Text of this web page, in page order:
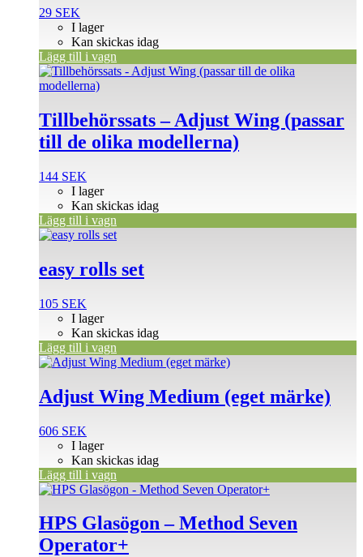
29 SEK
I lager
Kan skickas idag
Lägg till i vagn
Tillbehörssats – Adjust Wing (passar
till de olika modellerna)
144 SEK
I lager
Kan skickas idag
Lägg till i vagn
easy rolls set
105 SEK
I lager
Kan skickas idag
Lägg till i vagn
Adjust Wing Medium (eget märke)
606 SEK
I lager
Kan skickas idag
Lägg till i vagn
HPS Glasögon – Method Seven
Operator+